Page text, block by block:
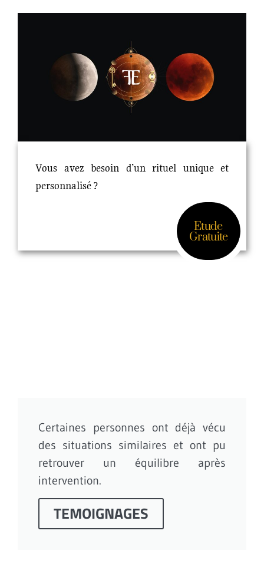
Vous avez besoin d’un rituel unique et
personnalisé ?
Etude
Gratuite
Certaines personnes ont déjà vécu
des situations similaires et ont pu
retrouver un équilibre après
intervention.
TEMOIGNAGES